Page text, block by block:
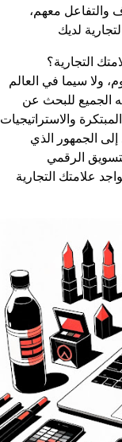
والتفاعل معهم،
ولا سيما في العالم
الجميع للبحث عن
والاستراتيجيات
الجمهور الذي
الرقمي
علامتك التجارية